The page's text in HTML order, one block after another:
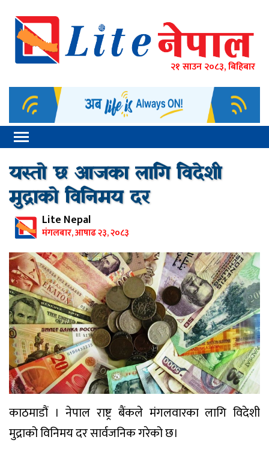
२१ साउन २०८३, बिहिबार
यस्तो छ आजका लागि विदेशी
मुद्राको विनिमय दर
Lite Nepal
मंगलबार, आषाढ २३, २०८३
काठमाडौं । नेपाल राष्ट्र बैंकले मंगलवारका लागि विदेशी
मुद्राको विनिमय दर सार्वजनिक गरेको छ।